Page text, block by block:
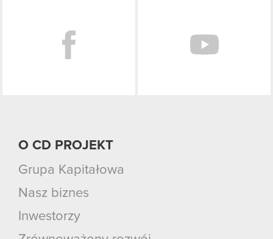
O CD PROJEKT
Grupa Kapitałowa
Nasz biznes
Inwestorzy